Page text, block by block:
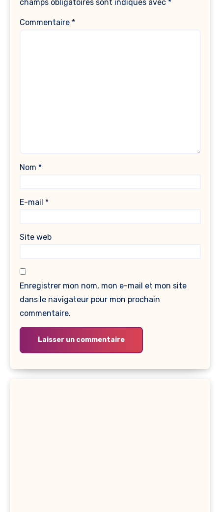
champs obligatoires sont indiqués avec *
Commentaire *
Nom *
E-mail *
Site web
Enregistrer mon nom, mon e-mail et mon site
dans le navigateur pour mon prochain
commentaire.